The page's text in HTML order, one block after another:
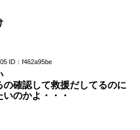
ID：f462a95be
確認して救援だしてるのに
のかよ・・・